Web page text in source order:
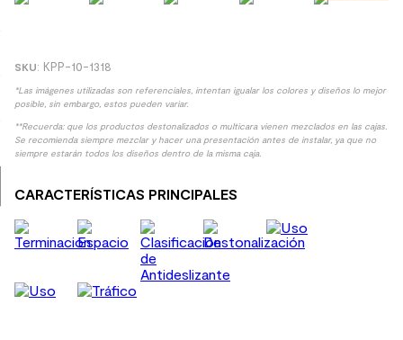
: KPP-10-1318
*Las imágenes utilizadas son referenciales, intentan igualar los colores y diseños lo mejor
posible, sin embargo, estos pueden variar.
**Recuerda: que los productos destonalizados o multicara vienen mezclados en las cajas.
Se recomienda siempre mezclar y hacer una presentación antes de instalar, ya que no
siempre estarán todos los diseños dentro de la misma caja.
CARACTERÍSTICAS PRINCIPALES